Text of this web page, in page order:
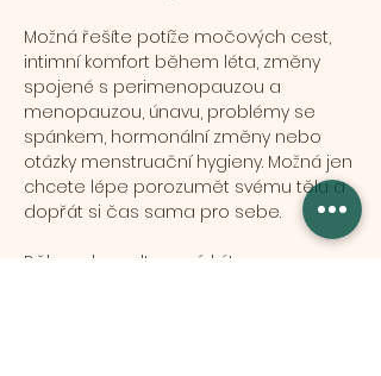
Možná řešíte potíže močových cest,
intimní komfort během léta, změny
spojené s perimenopauzou a
menopauzou, únavu, problémy se
spánkem, hormonální změny nebo
otázky menstruační hygieny. Možná jen
chcete lépe porozumět svému tělu a
dopřát si čas sama pro sebe.
Během konzultace získáte: